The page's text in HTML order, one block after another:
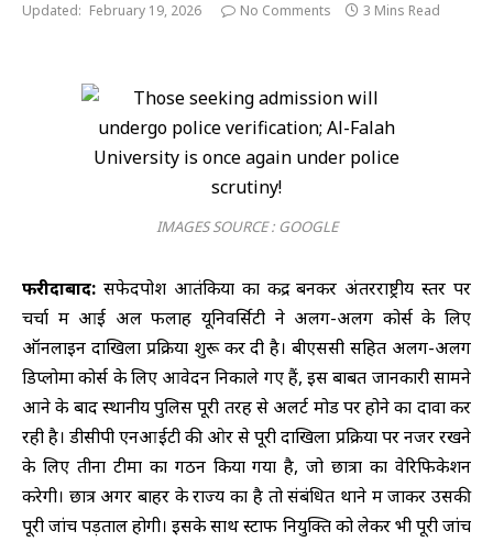
Updated: February 19, 2026 No Comments 3 Mins Read
IMAGES SOURCE : GOOGLE
फरीदाबाद: सफेदपोश आतंकियों का केंद्र बनकर अंतरराष्ट्रीय स्तर पर
चर्चा में आई अल फलाह यूनिवर्सिटी ने अलग-अलग कोर्स के लिए
ऑनलाइन दाखिला प्रक्रिया शुरू कर दी है। बीएससी सहित अलग-अलग
डिप्लोमा कोर्स के लिए आवेदन निकाले गए हैं, इस बाबत जानकारी सामने
आने के बाद स्थानीय पुलिस पूरी तरह से अलर्ट मोड पर होने का दावा कर
रही है। डीसीपी एनआईटी की ओर से पूरी दाखिला प्रक्रिया पर नजर रखने
के लिए तीनों टीमों का गठन किया गया है, जो छात्रों का वेरिफिकेशन
करेगी। छात्र अगर बाहर के राज्य का है तो संबंधित थाने में जाकर उसकी
पूरी जांच पड़ताल होगी। इसके साथ स्टाफ नियुक्ति को लेकर भी पूरी जांच